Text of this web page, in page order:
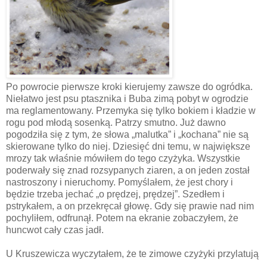
Po powrocie pierwsze kroki kierujemy zawsze do ogródka.
Niełatwo jest psu ptasznika i Buba zimą pobyt w ogrodzie
ma reglamentowany. Przemyka się tylko bokiem i kładzie w
rogu pod młodą sosenką. Patrzy smutno. Już dawno
pogodziła się z tym, że słowa „malutka” i „kochana” nie są
skierowane tylko do niej. Dziesięć dni temu, w największe
mrozy tak właśnie mówiłem do tego czyżyka. Wszystkie
poderwały się znad rozsypanych ziaren, a on jeden został
nastroszony i nieruchomy. Pomyślałem, że jest chory i
będzie trzeba jechać „o prędzej, prędzej”. Szedłem i
pstrykałem, a on przekręcał głowę. Gdy się prawie nad nim
pochyliłem, odfrunął. Potem na ekranie zobaczyłem, że
huncwot cały czas jadł.
U Kruszewicza wyczytałem, że te zimowe czyżyki przylatują